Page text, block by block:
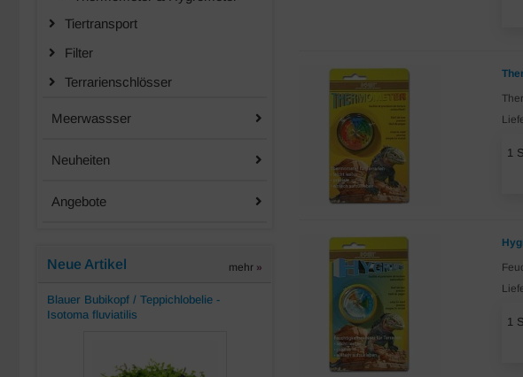
1
1
Tiertransport
Filter
Terrarienschlösser
Meerwassser
Neuheiten
Angebote
Neue Artikel mehr »
Blauer Bubikopf / Teppichlobelie -
Isotoma fluviatilis